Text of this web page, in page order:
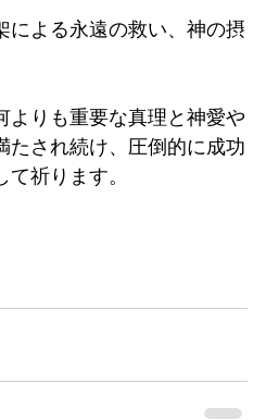
による永遠の救い、神の摂
よりも重要な真理と神愛や
たされ続け、圧倒的に成功
祈ります。